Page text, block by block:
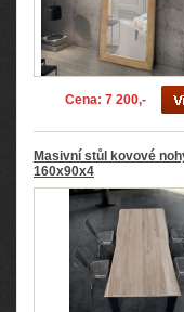
Cena: 7 200,-
Masivní stůl kovové
160x90x4